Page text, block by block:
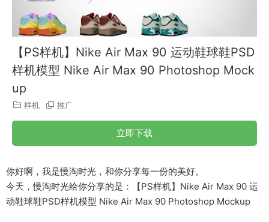
【PS样机】Nike Air Max 90 运动鞋球鞋PSD
样机模型 Nike Air Max 90 Photoshop Mock
up
样机 推广
立即下载
你好啊，我是慢淘时光，和你分享每一份的美好。
今天，慢淘时光给你分享的是：【PS样机】Nike Air Max 90 运
动鞋球鞋PSD样机模型 Nike Air Max 90 Photoshop Mockup